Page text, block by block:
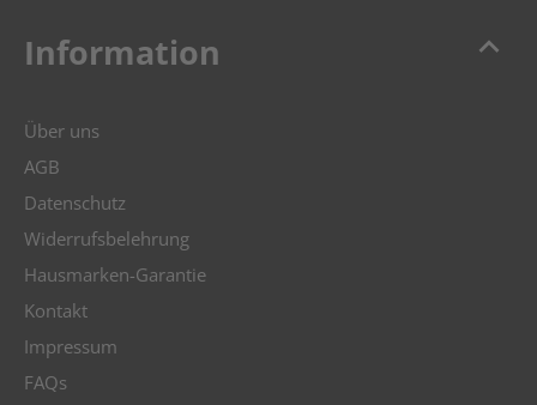
keyboard_arrow_up
Information
Über uns
AGB
Datenschutz
Widerrufsbelehrung
Hausmarken-Garantie
Kontakt
Impressum
FAQs